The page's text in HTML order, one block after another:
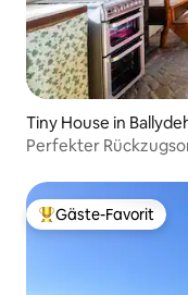
Tiny House in
Perfekter
Beliebter Gäste-
Gäste-Favorit